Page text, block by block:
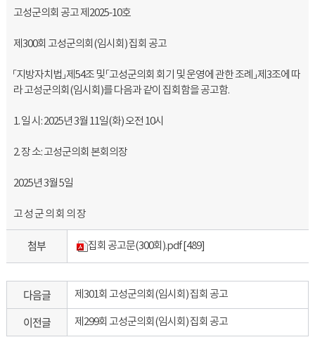
고성군의회 공고 제2025-10호
제300회 고성군의회(임시회) 집회 공고
「지방자치법」 제54조 및 「고성군의회 회기 및 운영에 관한 조례」 제3조에 따
라 고성군의회(임시회)를 다음과 같이 집회함을 공고함.
1. 일 시: 2025년 3월 11일(화) 오전 10시
2. 장 소: 고성군의회 본회의장
2025년 3월 5일
고 성 군 의 회 의 장
첨부 집회 공고문(300회).pdf [489]
다음글 제301회 고성군의회(임시회) 집회 공고
이전글 제299회 고성군의회(임시회) 집회 공고